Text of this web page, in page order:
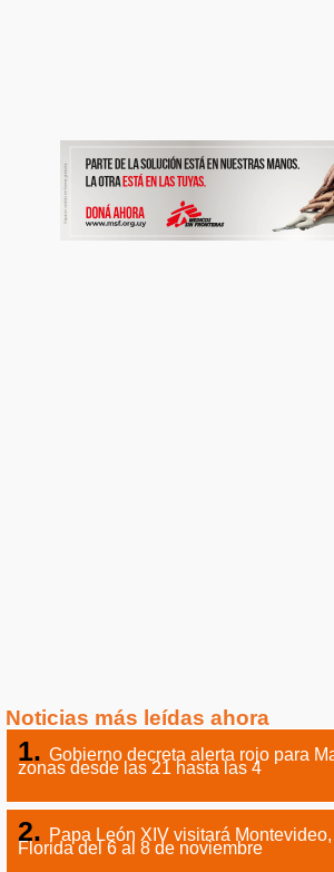
Noticias más leídas ahora
Gobierno decreta alerta rojo para
zonas desde las 21 hasta las 4
Papa León XIV visitará
Florida del 6 al 8 de noviembre